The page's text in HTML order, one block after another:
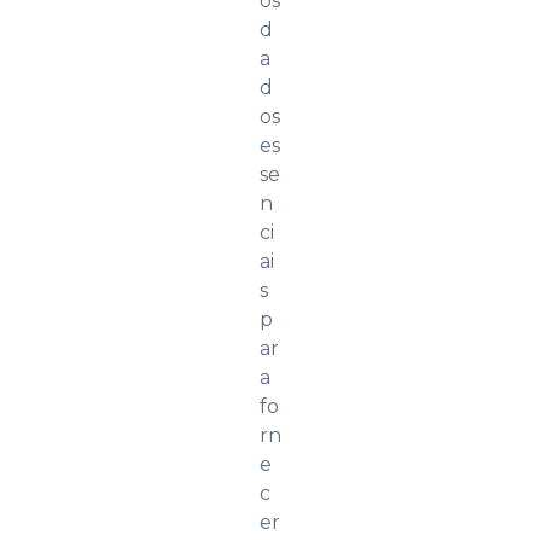
d
a
d
os
es
se
n
ci
ai
s
p
ar
a
fo
rn
e
c
er